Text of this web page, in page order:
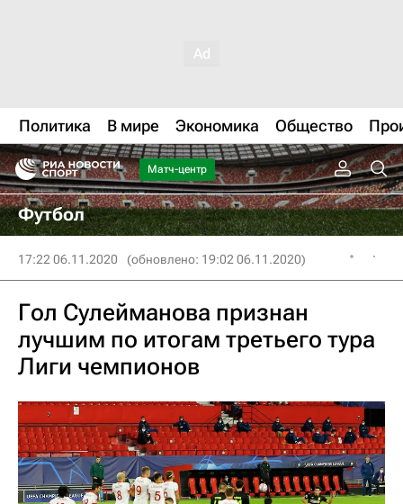
Политика В мире Экономика Общество
Матч-центр
Футбол
17:22 06.11.2020 (обновлено: 19:02 06.11.2020)
Гол Сулейманова признан
лучшим по итогам третьего тура
Лиги чемпионов